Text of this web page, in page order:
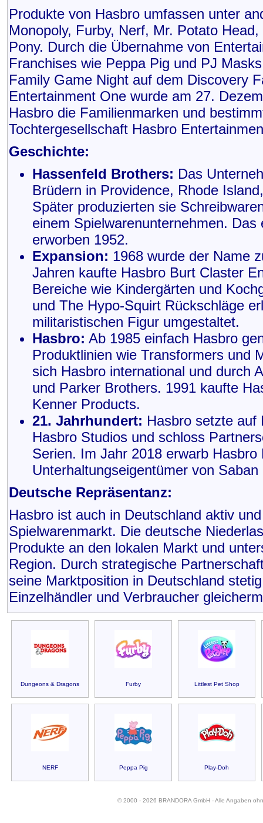
Produkte von Hasbro umfassen unter
Monopoly, Furby, Nerf, Mr. Potato
Pony. Durch die Übernahme von
Franchises wie Peppa Pig und PJ
Family Game Night auf dem Discovery
Entertainment One wurde am 27.
Hasbro die Familienmarken und
Tochtergesellschaft Hasbro
Geschichte:
Hassenfeld Brothers: Das
Brüdern in Providence, Rhode
Später produzierten sie
einem Spielwarenunternehmen.
erworben 1952.
Expansion: 1968 wurde der Name
Jahren kaufte Hasbro Burt Claster
Bereiche wie Kindergärten und
und The Hypo-Squirt Rückschläge
militaristischen Figur umgestaltet.
Hasbro: Ab 1985 einfach Hasbro
Produktlinien wie Transformers und
sich Hasbro international und durch
und Parker Brothers. 1991 kaufte
Kenner Products.
21. Jahrhundert: Hasbro setzte auf
Hasbro Studios und schloss
Serien. Im Jahr 2018 erwarb
Unterhaltungseigentümer von Saban
Deutsche Repräsentanz:
Hasbro ist auch in Deutschland aktiv
Spielwarenmarkt. Die deutsche
Produkte an den lokalen Markt und
Region. Durch strategische
seine Marktposition in Deutschland
Einzelhändler und Verbraucher
Dungeons & Dragons Furby Littlest Pet Shop
NERF Peppa Pig Play-Doh
© 2000 - 2026 BRANDORA GmbH - Alle Angaben